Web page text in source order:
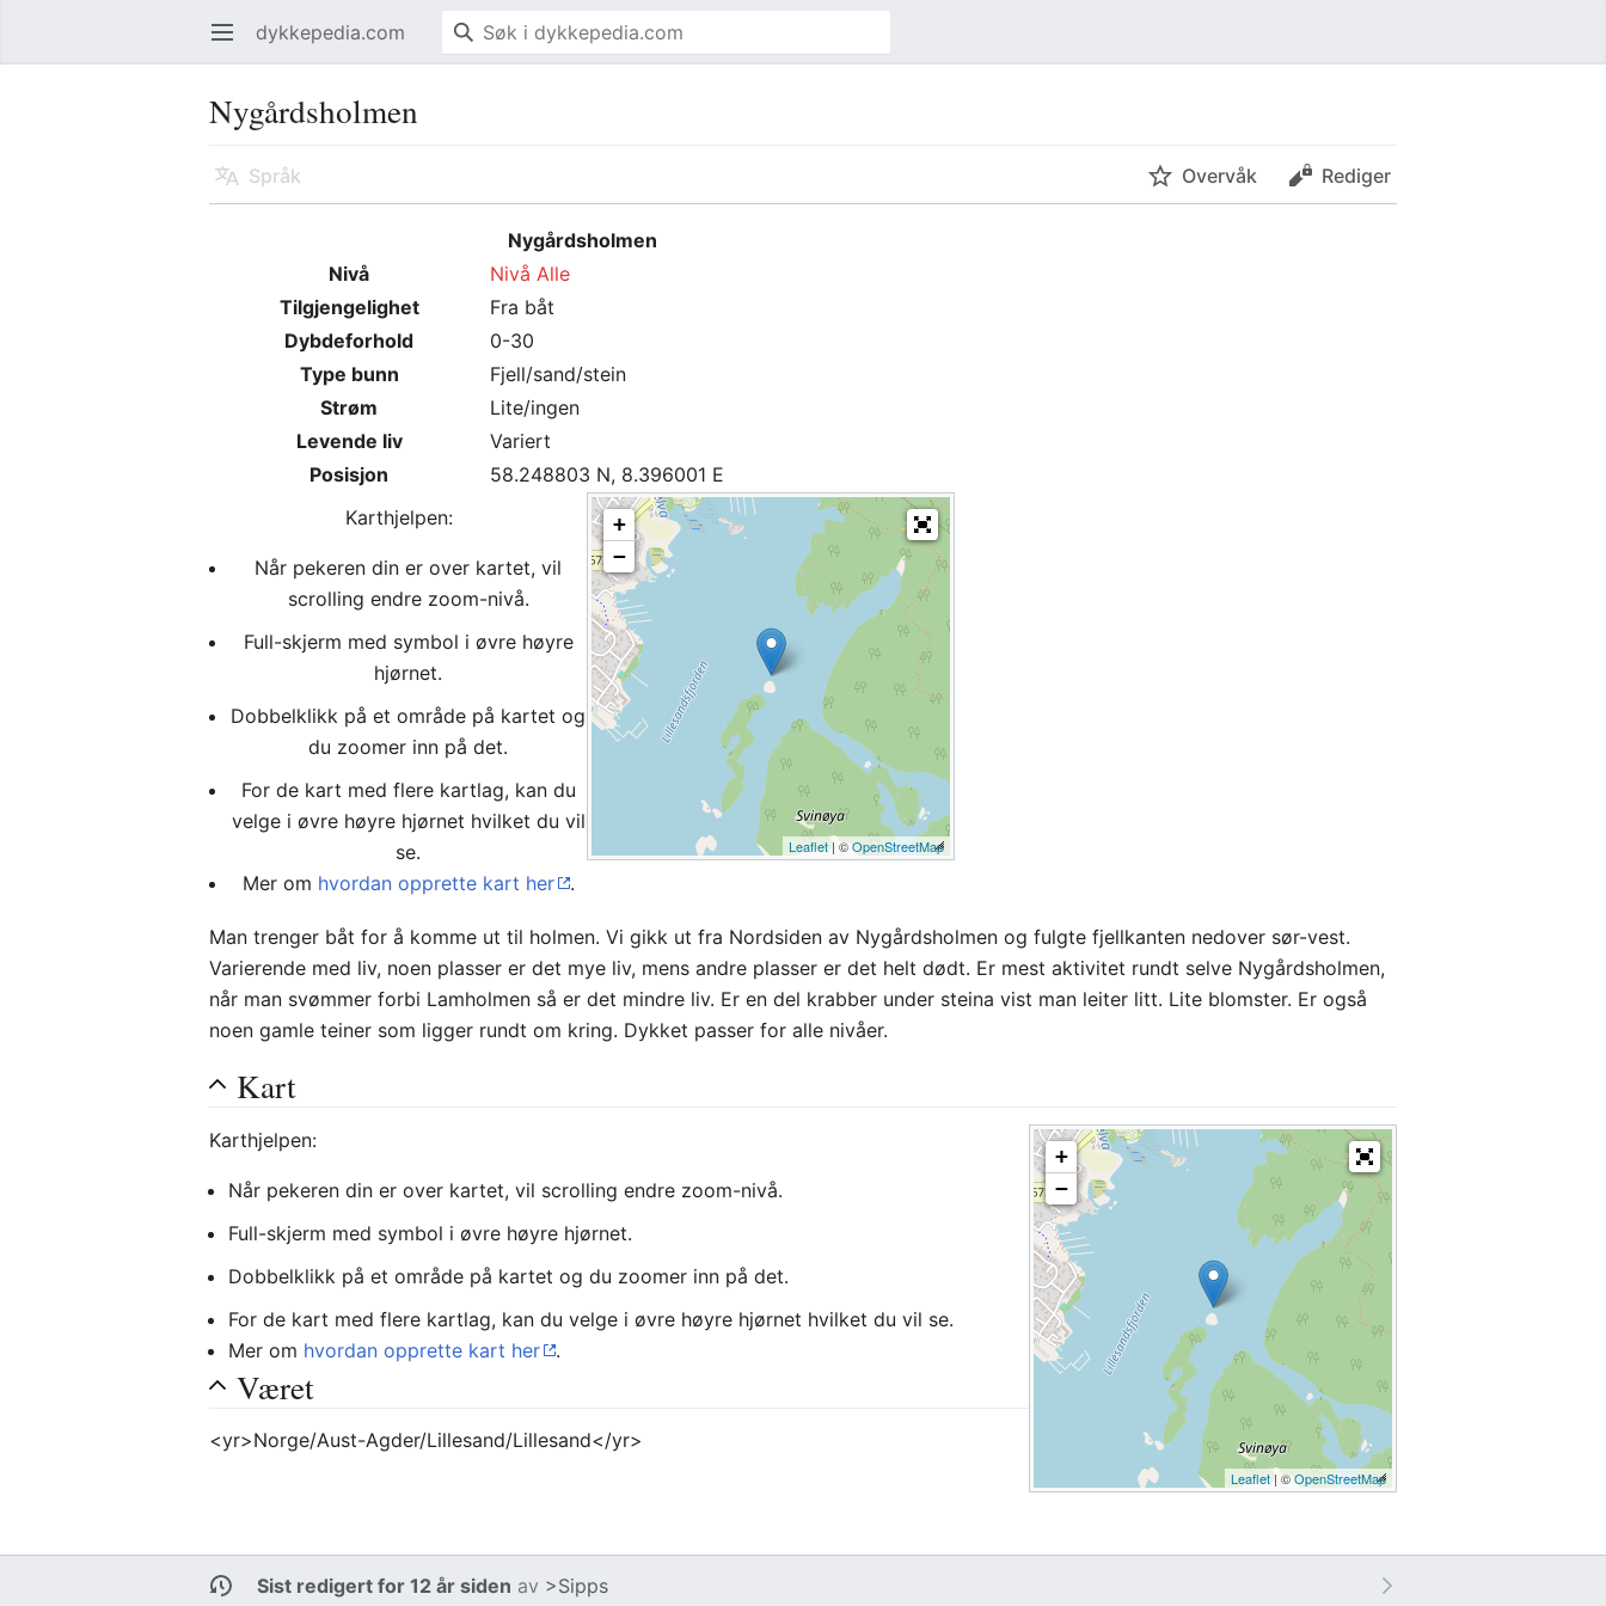
Åpne hovedmenyen dykkepedia.com
Nygårdsholmen
Språk Overvåk Rediger
Nygårdsholmen
Nivå
Nivå Alle
Tilgjengelighet
Fra båt
Dybdeforhold
0-30
Type bunn
Fjell/sand/stein
Strøm
Lite/ingen
Levende liv
Variert
Posisjon
58.248803 N, 8.396001 E
+
−
Leaflet | ©OpenStreetMap
Karthjelpen:
Når pekeren din er over kartet, vil
scrolling endre zoom-nivå.
Full-skjerm med symbol i øvre høyre
hjørnet.
Dobbelklikk på et område på kartet og
du zoomer inn på det.
For de kart med flere kartlag, kan du
velge i øvre høyre hjørnet hvilket du vil
se.
Mer om hvordan opprette kart her .
Man trenger båt for å komme ut til holmen. Vi gikk ut fra Nordsiden av Nygårdsholmen og fulgte fjellkanten nedover sør-vest.
Varierende med liv, noen plasser er det mye liv, mens andre plasser er det helt dødt. Er mest aktivitet rundt selve Nygårdsholmen,
når man svømmer forbi Lamholmen så er det mindre liv. Er en del krabber under steina vist man leiter litt. Lite blomster. Er også
noen gamle teiner som ligger rundt om kring. Dykket passer for alle nivåer.
Kart
+
−
Leaflet| ©OpenStreetMap
Karthjelpen:
Når pekeren din er over kartet, vil scrolling endre zoom-nivå.
Full-skjerm med symbol i øvre høyre hjørnet.
Dobbelklikk på et område på kartet og du zoomer inn på det.
For de kart med flere kartlag, kan du velge i øvre høyre hjørnet hvilket du vil se.
Mer om hvordan opprette kart her .
Været
<yr>Norge/Aust-Agder/Lillesand/Lillesand</yr>
Sist redigert for 12 år siden av >Sipps